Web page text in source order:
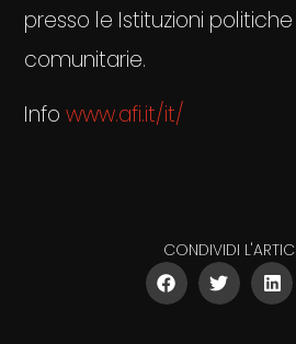
presso le Istituzioni
comunitarie.
Infowww.afi.it/it/
CONDIVIDI